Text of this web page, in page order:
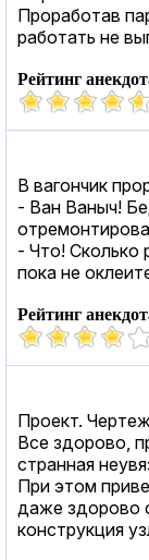
Проработав
работать не
Рейтинг
В вагончик
- Ван Ваныч!
- Что! Сколько
пока не
Рейтинг
Проект.
Все здорово,
странная
При этом
даже здорово
конструкция